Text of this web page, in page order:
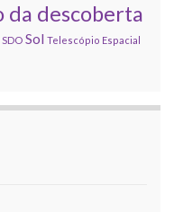
da descoberta
SDO Sol Telescópio Espacial